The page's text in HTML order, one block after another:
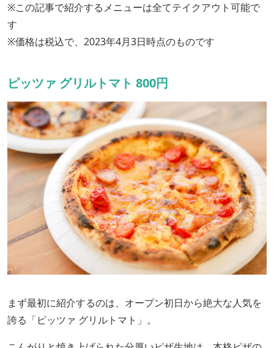
※この記事で紹介するメニューは全てテイクアウト可能で
す
※価格は税込で、2023年4月3日時点のものです
ピッツァ グリルトマト 800円
まず最初に紹介するのは、オープン初日から絶大な人気を
誇る「ピッツァ グリルトマト」。